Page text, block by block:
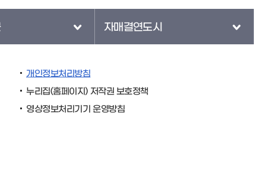
자매결연도시
개인정보처리방침
누리집(홈페이지) 저작권 보호정책
영상정보처리기기 운영방침